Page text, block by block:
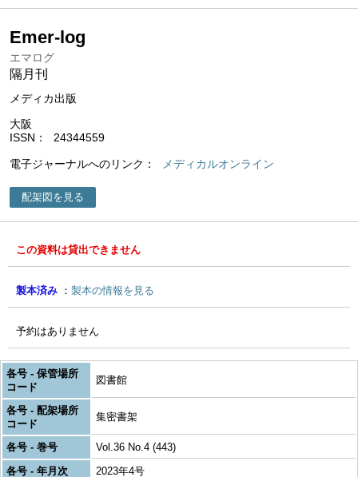
Emer-log
エマログ
隔月刊
メディカ出版
大阪
ISSN
24344559
電子ジャーナルへのリンク メディカルオンライン
配架図を見る
この資料は貸出できません
製本済み 製本の情報を見る
予約はありません
各号 - 保管場所
コード
図書館
各号 - 配架場所
コード
集密書架
各号 - 巻号
Vol.36 No.4 (443)
各号 - 年月次
2023年4号